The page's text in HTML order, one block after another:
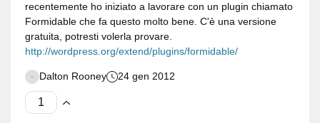
recentemente ho iniziato a lavorare con un plugin chiamato
Formidable che fa questo molto bene. C'è una versione
gratuita, potresti volerla provare.
http://wordpress.org/extend/plugins/formidable/
Dalton Rooney 24 gen 2012